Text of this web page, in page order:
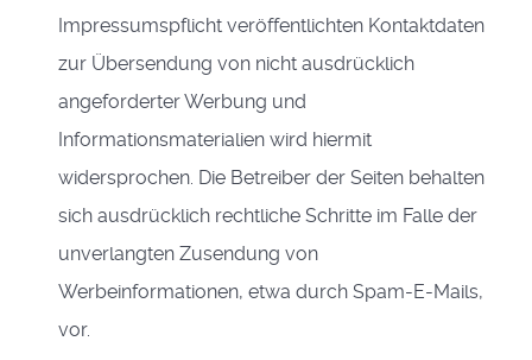
Impressumspflicht veröffentlichten Kontaktdaten
zur Übersendung von nicht ausdrücklich
angeforderter Werbung und
Informationsmaterialien wird hiermit
widersprochen. Die Betreiber der Seiten behalten
sich ausdrücklich rechtliche Schritte im Falle der
unverlangten Zusendung von
Werbeinformationen, etwa durch Spam-E-Mails,
vor.